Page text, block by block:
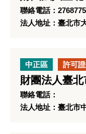
聯絡電話：
法人地址：臺北市
中正區 許可
財團法人臺
聯絡電話：
法人地址：臺北市